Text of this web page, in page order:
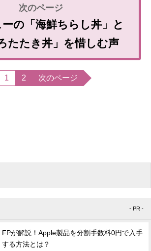
の「海鮮ちらし丼」と
たたき丼」を惜しむ声
1 2 次のページ
- PR -
FPが解説！Apple製品を分割手数料0円で入手
する方法とは？